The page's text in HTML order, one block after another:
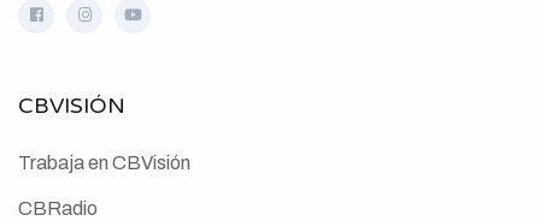
CBVISIÓN
Trabaja en CBVisión
CBRadio